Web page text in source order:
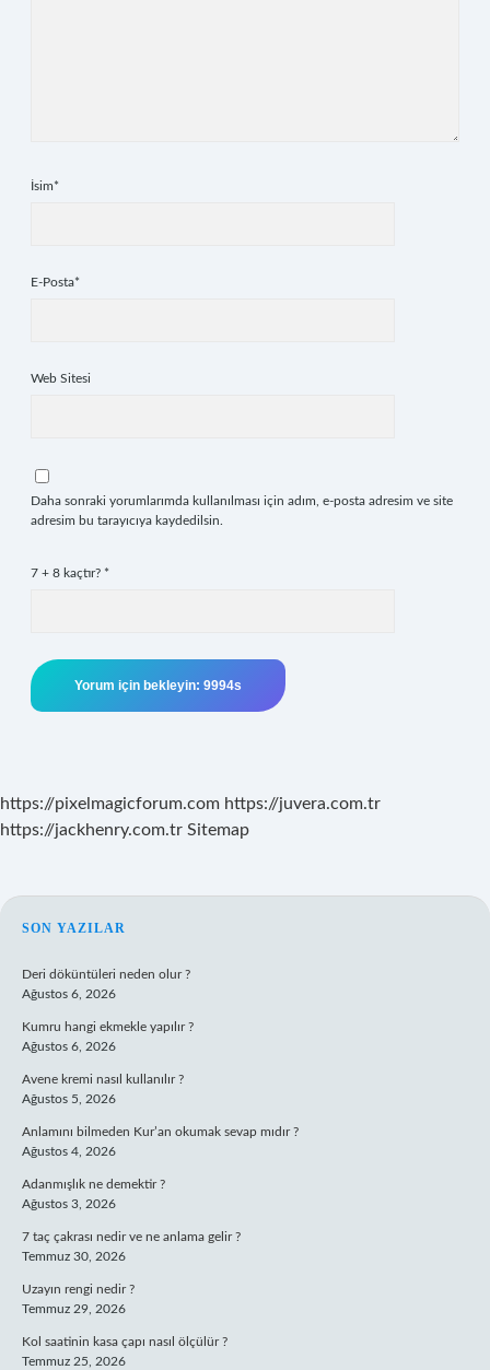
İsim*
E-Posta*
Web Sitesi
Daha sonraki yorumlarımda kullanılması için adım, e-posta adresim ve site
adresim bu tarayıcıya kaydedilsin.
7 + 8 kaçtır? *
https://pixelmagicforum.com https://juvera.com.tr
https://jackhenry.com.tr Sitemap
SIDEBAR
SON YAZILAR
Deri döküntüleri neden olur ?
Ağustos 6, 2026
Kumru hangi ekmekle yapılır ?
Ağustos 6, 2026
Avene kremi nasıl kullanılır ?
Ağustos 5, 2026
Anlamını bilmeden Kur’an okumak sevap mıdır ?
Ağustos 4, 2026
Adanmışlık ne demektir ?
Ağustos 3, 2026
7 taç çakrası nedir ve ne anlama gelir ?
Temmuz 30, 2026
Uzayın rengi nedir ?
Temmuz 29, 2026
Kol saatinin kasa çapı nasıl ölçülür ?
Temmuz 25, 2026